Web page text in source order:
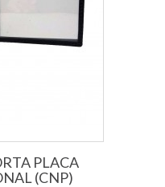
PLACA
(CNP)